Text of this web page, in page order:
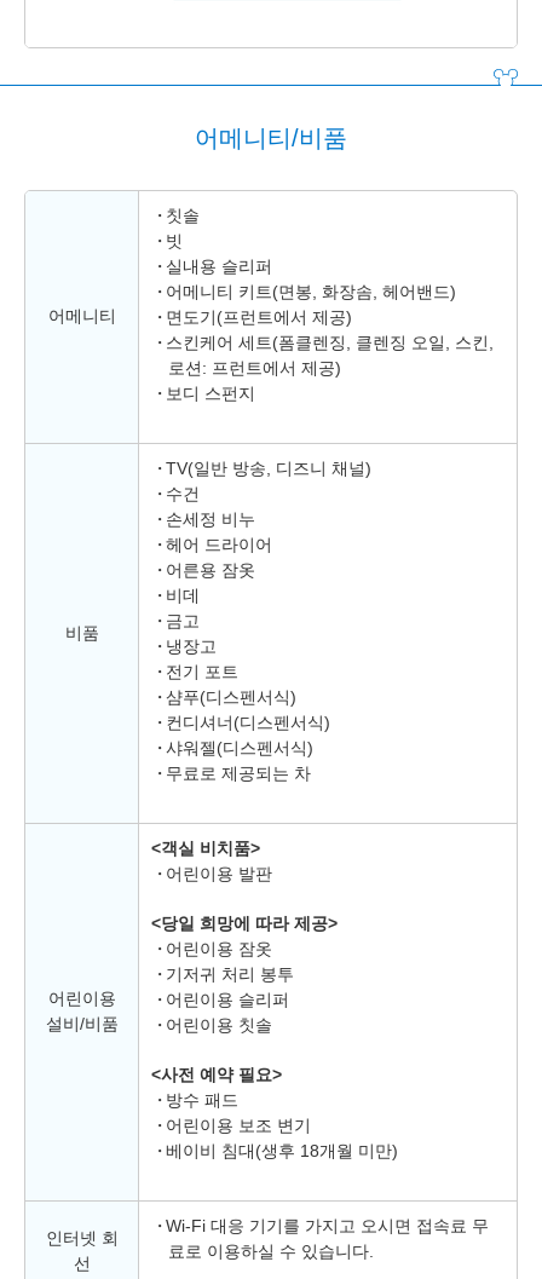
어메니티/비품
어메니티
칫솔
빗
실내용 슬리퍼
어메니티 키트(면봉, 화장솜, 헤어밴드)
면도기(프런트에서 제공)
스킨케어 세트(폼클렌징, 클렌징 오일, 스킨,
로션: 프런트에서 제공)
보디 스펀지
비품
TV(일반 방송, 디즈니 채널)
수건
손세정 비누
헤어 드라이어
어른용 잠옷
비데
금고
냉장고
전기 포트
샴푸(디스펜서식)
컨디셔너(디스펜서식)
샤워젤(디스펜서식)
무료로 제공되는 차
어린이용
설비/비품
<객실 비치품>
어린이용 발판
<당일 희망에 따라 제공>
어린이용 잠옷
기저귀 처리 봉투
어린이용 슬리퍼
어린이용 칫솔
<사전 예약 필요>
방수 패드
어린이용 보조 변기
베이비 침대(생후 18개월 미만)
인터넷 회
선
Wi-Fi 대응 기기를 가지고 오시면 접속료 무
료로 이용하실 수 있습니다.